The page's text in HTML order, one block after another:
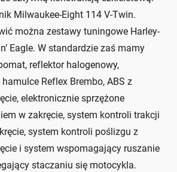
Milwaukee-Eight 114 V-Twin.
można zestawy tuningowe Harley-
Eagle. W standardzie zaś mamy
reflektor halogenowy,
Reflex Brembo, ABS z
elektronicznie sprzężone
w zakręcie, system kontroli trakcji
system kontroli poślizgu z
i system wspomagający ruszanie
staczaniu się motocykla.